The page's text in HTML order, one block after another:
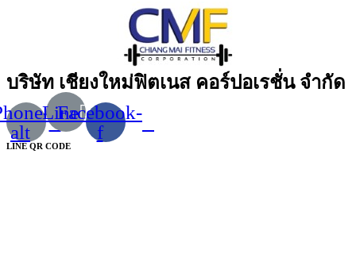
บริษัท เชียงใหม่ฟิตเนส คอร์ปอเรชั่น จำกัด
alt
Line
Facebook-
f
LINE QR CODE